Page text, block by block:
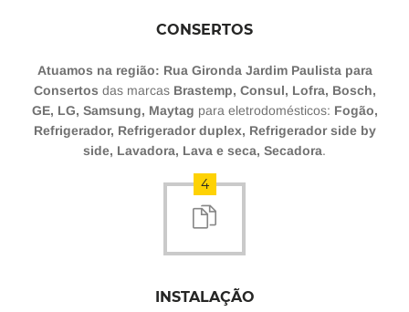
CONSERTOS
Atuamos na região: Rua Gironda Jardim Paulista para
Consertos das marcas Brastemp, Consul, Lofra, Bosch,
GE, LG, Samsung, Maytag para eletrodomésticos: Fogão,
Refrigerador, Refrigerador duplex, Refrigerador side by
side, Lavadora, Lava e seca, Secadora.
4
INSTALAÇÃO